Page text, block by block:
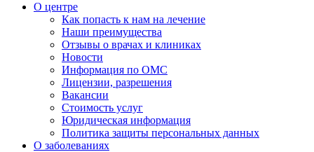
О центре
Как попасть к нам на лечение
Наши преимущества
Отзывы о врачах и клиниках
Новости
Информация по ОМС
Лицензии, разрешения
Вакансии
Стоимость услуг
Юридическая информация
Политика защиты персональных данных
О заболеваниях